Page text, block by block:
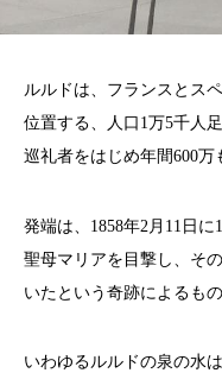
ルルドは、フランスとス
位置する、人口1万5千人
巡礼者をはじめ年間600
発端は、1858年2月11日
聖母マリアを目撃し、そ
いたという奇跡によるも
いわゆるルルドの泉の水